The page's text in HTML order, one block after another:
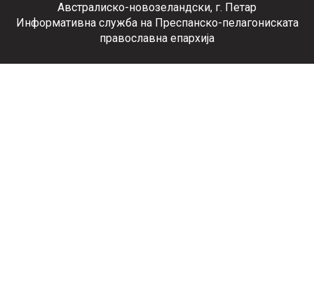
Австралиско-новозеландски, г. Петар
Информативна служба на Преспанско-пелагониската
православна епархија